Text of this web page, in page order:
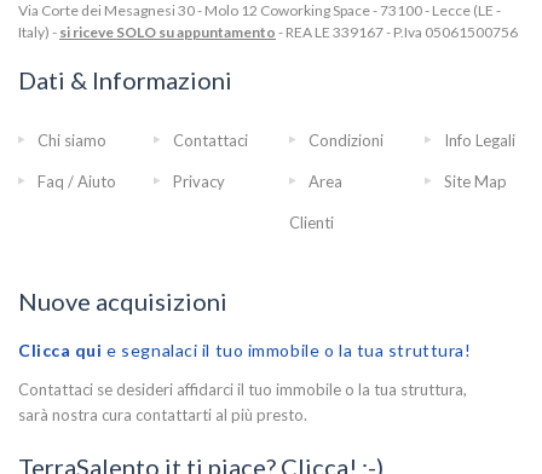
Via Corte dei Mesagnesi 30 - Molo 12 Coworking Space - 73100 - Lecce (LE -
Italy) - si riceve SOLO su appuntamento - REA LE 339167 - P.Iva 05061500756
Dati & Informazioni
Chi siamo Contattaci Condizioni Info Legali
Faq / Aiuto Privacy Area
Clienti
Site Map
Nuove acquisizioni
Clicca qui e segnalaci il tuo immobile o la tua struttura!
Contattaci se desideri affidarci il tuo immobile o la tua struttura,
sarà nostra cura contattarti al più presto.
TerraSalento.it ti piace? Clicca! ;-)